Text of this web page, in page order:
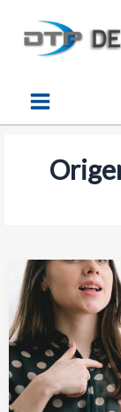
contenido